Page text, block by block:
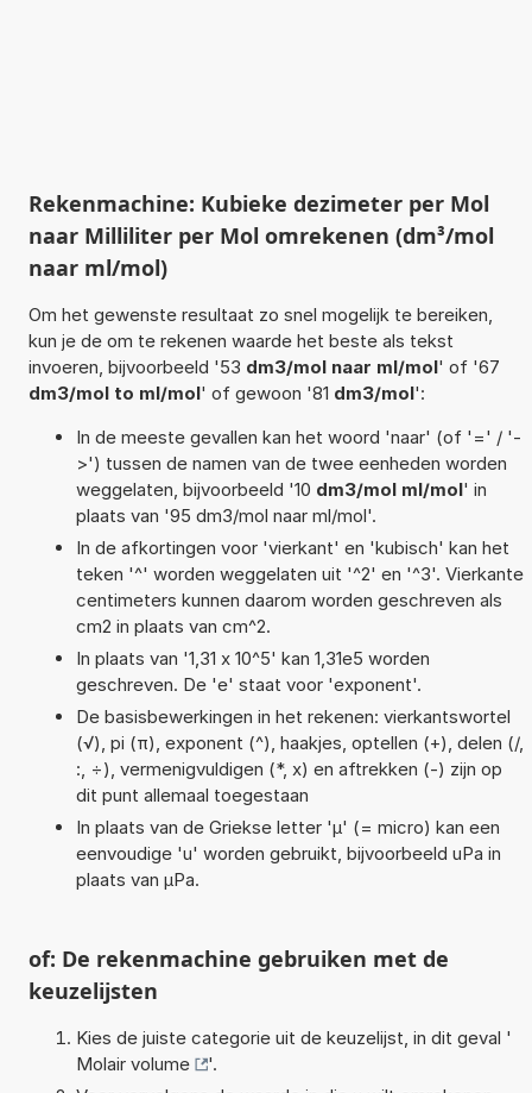
Rekenmachine: Kubieke dezimeter per Mol
naar Milliliter per Mol omrekenen (dm³/mol
naar ml/mol)
Om het gewenste resultaat zo snel mogelijk te bereiken,
kun je de om te rekenen waarde het beste als tekst
invoeren, bijvoorbeeld '53 dm3/mol naar ml/mol' of '67
dm3/mol to ml/mol' of gewoon '81 dm3/mol':
In de meeste gevallen kan het woord 'naar' (of '=' / '-
>') tussen de namen van de twee eenheden worden
weggelaten, bijvoorbeeld '10 dm3/mol ml/mol' in
plaats van '95 dm3/mol naar ml/mol'.
In de afkortingen voor 'vierkant' en 'kubisch' kan het
teken '^' worden weggelaten uit '^2' en '^3'. Vierkante
centimeters kunnen daarom worden geschreven als
cm2 in plaats van cm^2.
In plaats van '1,31 x 10^5' kan 1,31e5 worden
geschreven. De 'e' staat voor 'exponent'.
De basisbewerkingen in het rekenen: vierkantswortel
(√), pi (π), exponent (^), haakjes, optellen (+), delen (/,
:, ÷), vermenigvuldigen (*, x) en aftrekken (-) zijn op
dit punt allemaal toegestaan
In plaats van de Griekse letter 'µ' (= micro) kan een
eenvoudige 'u' worden gebruikt, bijvoorbeeld uPa in
plaats van µPa.
of: De rekenmachine gebruiken met de
keuzelijsten
Kies de juiste categorie uit de keuzelijst, in dit geval '
Molair volume
'.